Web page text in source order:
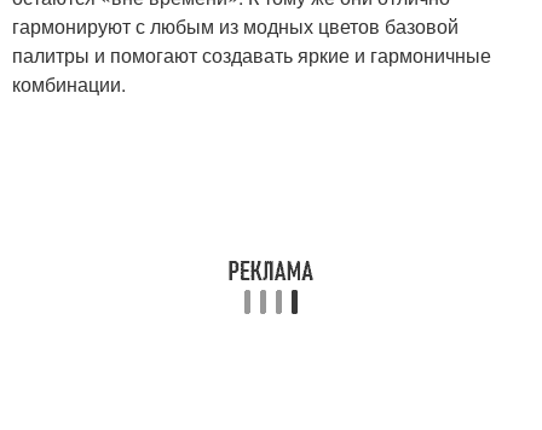
гармонируют с любым из модных цветов базовой
палитры и помогают создавать яркие и гармоничные
комбинации.